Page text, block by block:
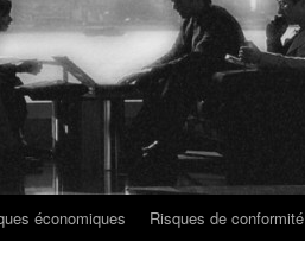
économiques Risques de conformité